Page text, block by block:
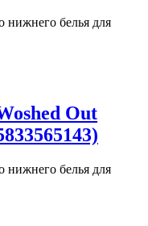
нижнего белья для
Out
нижнего белья для